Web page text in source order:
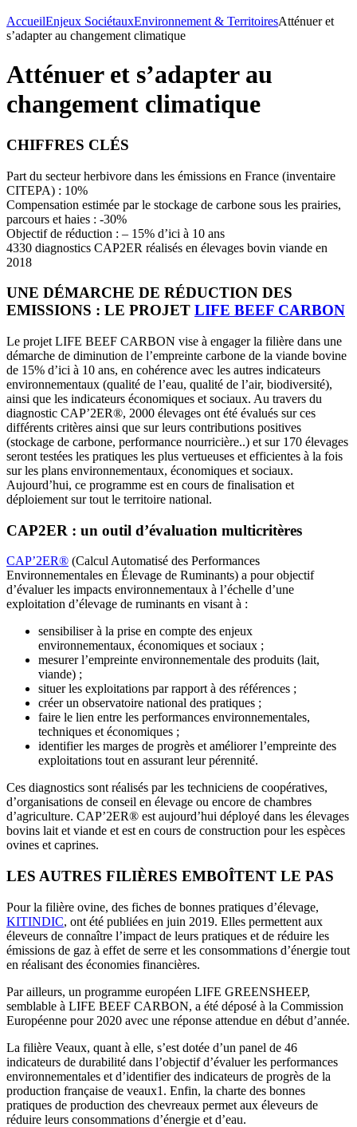
AccueilEnjeux SociétauxEnvironnement & TerritoiresAtténuer et
s’adapter au changement climatique
Atténuer et s’adapter au
changement climatique
CHIFFRES CLÉS
Part du secteur herbivore dans les émissions en France (inventaire
CITEPA) : 10%
Compensation estimée par le stockage de carbone sous les prairies,
parcours et haies : -30%
Objectif de réduction : – 15% d’ici à 10 ans
4330 diagnostics CAP2ER réalisés en élevages bovin viande en
2018
UNE DÉMARCHE DE RÉDUCTION DES
EMISSIONS : LE PROJET LIFE BEEF CARBON
Le projet LIFE BEEF CARBON vise à engager la filière dans une
démarche de diminution de l’empreinte carbone de la viande bovine
de 15% d’ici à 10 ans, en cohérence avec les autres indicateurs
environnementaux (qualité de l’eau, qualité de l’air, biodiversité),
ainsi que les indicateurs économiques et sociaux. Au travers du
diagnostic CAP’2ER®, 2000 élevages ont été évalués sur ces
différents critères ainsi que sur leurs contributions positives
(stockage de carbone, performance nourricière..) et sur 170 élevages
seront testées les pratiques les plus vertueuses et efficientes à la fois
sur les plans environnementaux, économiques et sociaux.
Aujourd’hui, ce programme est en cours de finalisation et
déploiement sur tout le territoire national.
CAP2ER : un outil d’évaluation multicritères
CAP’2ER® (Calcul Automatisé des Performances
Environnementales en Élevage de Ruminants) a pour objectif
d’évaluer les impacts environnementaux à l’échelle d’une
exploitation d’élevage de ruminants en visant à :
sensibiliser à la prise en compte des enjeux
environnementaux, économiques et sociaux ;
mesurer l’empreinte environnementale des produits (lait,
viande) ;
situer les exploitations par rapport à des références ;
créer un observatoire national des pratiques ;
faire le lien entre les performances environnementales,
techniques et économiques ;
identifier les marges de progrès et améliorer l’empreinte des
exploitations tout en assurant leur pérennité.
Ces diagnostics sont réalisés par les techniciens de coopératives,
d’organisations de conseil en élevage ou encore de chambres
d’agriculture. CAP’2ER® est aujourd’hui déployé dans les élevages
bovins lait et viande et est en cours de construction pour les espèces
ovines et caprines.
LES AUTRES FILIÈRES EMBOÎTENT LE PAS
Pour la filière ovine, des fiches de bonnes pratiques d’élevage,
KITINDIC, ont été publiées en juin 2019. Elles permettent aux
éleveurs de connaître l’impact de leurs pratiques et de réduire les
émissions de gaz à effet de serre et les consommations d’énergie tout
en réalisant des économies financières.
Par ailleurs, un programme européen LIFE GREENSHEEP,
semblable à LIFE BEEF CARBON, a été déposé à la Commission
Européenne pour 2020 avec une réponse attendue en début d’année.
La filière Veaux, quant à elle, s’est dotée d’un panel de 46
indicateurs de durabilité dans l’objectif d’évaluer les performances
environnementales et d’identifier des indicateurs de progrès de la
production française de veaux1. Enfin, la charte des bonnes
pratiques de production des chevreaux permet aux éleveurs de
réduire leurs consommations d’énergie et d’eau.